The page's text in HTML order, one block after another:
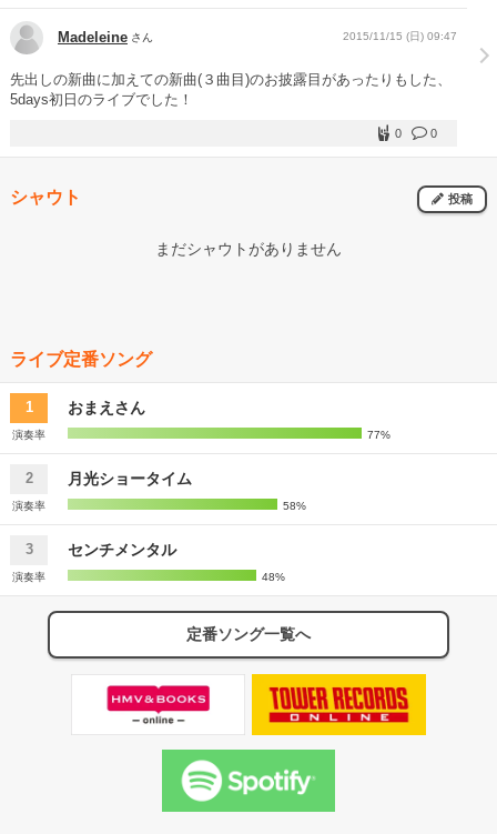
Madeleine さん 2015/11/15 (日) 09:47
先出しの新曲に加えての新曲(３曲目)のお披露目があったりもした、
5days初日のライブでした！
0
0
シャウト 投稿
まだシャウトがありません
ライブ定番ソング
1 おまえさん
演奏率 77%
2 月光ショータイム
演奏率 58%
3 センチメンタル
演奏率 48%
定番ソング一覧へ